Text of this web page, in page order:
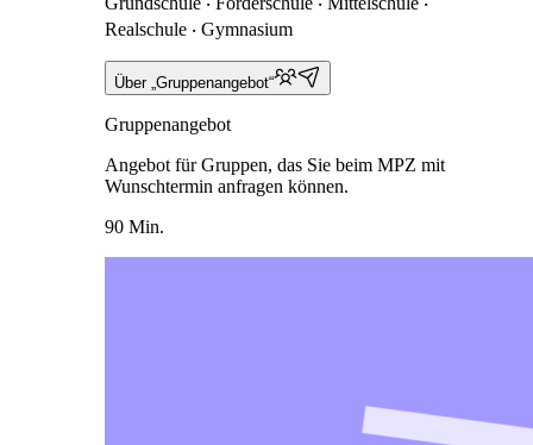
Realschule ‧ Gymnasium
Über „Gruppenangebot“
Gruppenangebot
Angebot für Gruppen, das Sie beim MPZ mit
Wunschtermin anfragen können.
90 Min.